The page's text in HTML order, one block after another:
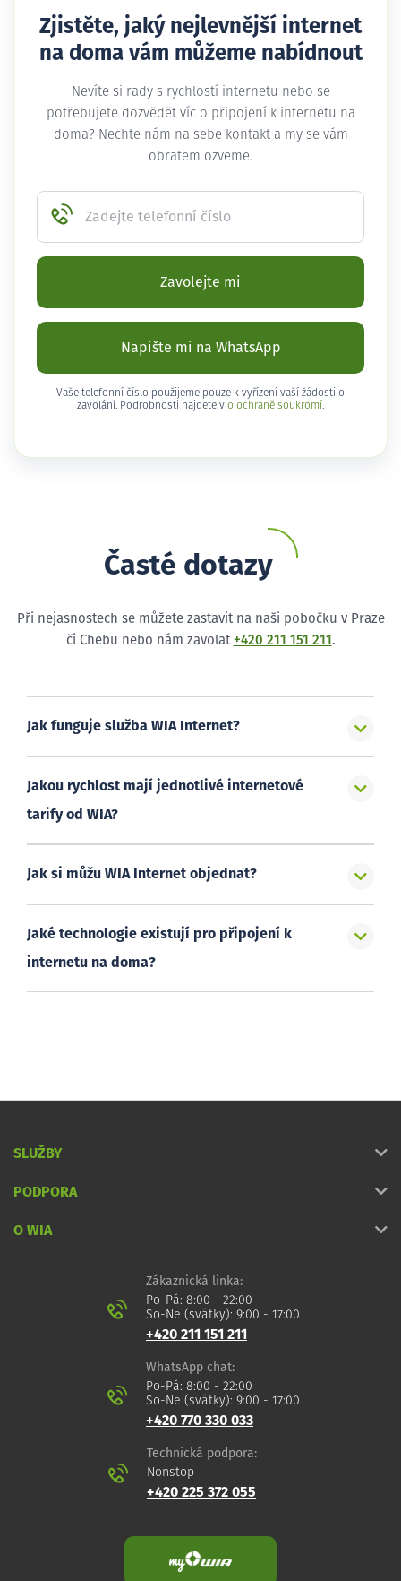
Zjistěte, jaký nejlevnější internet
na doma vám můžeme nabídnout
Nevíte si rady s rychlostí internetu nebo se
potřebujete dozvědět víc o připojení k internetu na
doma? Nechte nám na sebe kontakt a my se vám
obratem ozveme.
Zadejte telefonní číslo
Zavolejte mi
Napište mi na WhatsApp
Vaše telefonní číslo použijeme pouze k vyřízení vaší žádosti o
zavolání. Podrobnosti najdete v o ochraně soukromí .
Časté dotazy
Při nejasnostech se můžete zastavit na naši pobočku v Praze
či Chebu nebo nám zavolat +420 211 151 211 .
Jak funguje služba WIA Internet?
Jakou rychlost mají jednotlivé internetové
tarify od WIA?
Jak si můžu WIA Internet objednat?
Jaké technologie existují pro připojení k
internetu na doma?
SLUŽBY
PODPORA
O WIA
Zákaznická linka:
Po-Pá: 8:00 - 22:00
So-Ne (svátky): 9:00 - 17:00
+420 211 151 211
WhatsApp chat:
Po-Pá: 8:00 - 22:00
So-Ne (svátky): 9:00 - 17:00
+420 770 330 033
Technická podpora:
Nonstop
+420 225 372 055